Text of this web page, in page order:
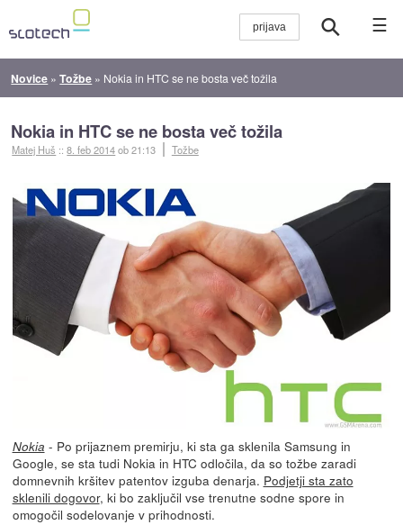
☰
Novice »Tožbe » Nokia in HTC se ne bosta več tožila
Nokia in HTC se ne bosta več tožila
Matej Huš ::8. feb 2014ob 21:13 Tožbe
Nokia - Po prijaznem premirju, ki sta ga sklenila Samsung in
Google, se sta tudi Nokia in HTC odločila, da so tožbe zaradi
domnevnih kršitev patentov izguba denarja. Podjetji sta zato
sklenili dogovor, ki bo zaključil vse trenutne sodne spore in
omogočil sodelovanje v prihodnosti.